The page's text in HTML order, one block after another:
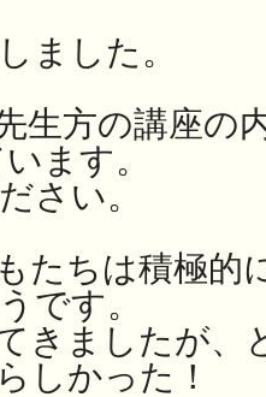
ました。
生方の講座の
ます。
さい。
たちは積極的
です。
きましたが、
しかった！